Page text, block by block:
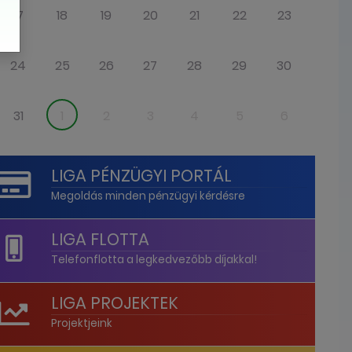
17 18 19 20 21 22 23
24 25 26 27 28 29 30
31
LIGA PÉNZÜGYI PORTÁL
Megoldás minden pénzügyi kérdésre
LIGA FLOTTA
Telefonflotta a legkedvezőbb díjakkal!
LIGA PROJEKTEK
Projektjeink